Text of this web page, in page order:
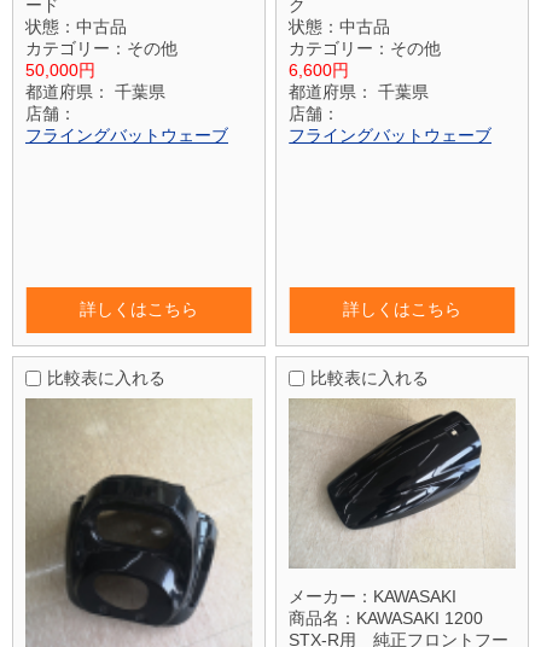
ード
状態： 中古品
カテゴリー： その他
50,000円
都道府県：
千葉県
店舗：
フライングバットウェーブ
詳しくはこちら
ク
状態：中古品
カテゴリー： その他
6,600円
都道府県：
千葉県
店舗：
フライングバットウェーブ
詳しくはこちら
比較表に入れる 比較表に入れる
メーカー： KAWASAKI
商品名： KAWASAKI 1200
STX-R用 純正フロントフー